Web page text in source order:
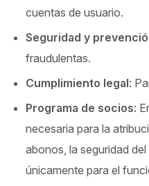
cuentas de usuario.
Seguridad y
fraudulentas.
Cumplimiento legal:
Programa de socios:
necesaria para la
abonos, la seguridad
únicamente para el